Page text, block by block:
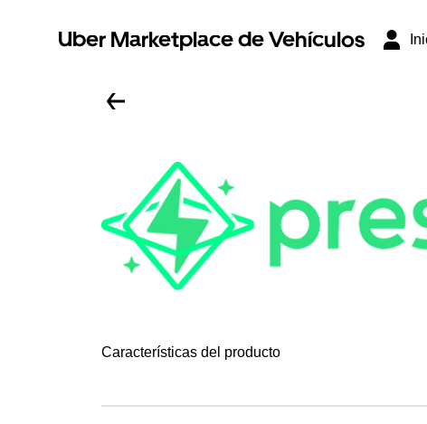
Uber Marketplace de Vehículos
Características del producto